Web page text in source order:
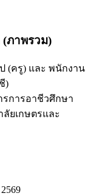
ภาพรวม)
(ครู) และ พนักงาน
)
การอาชีวศึกษา
ยเกษตรและ